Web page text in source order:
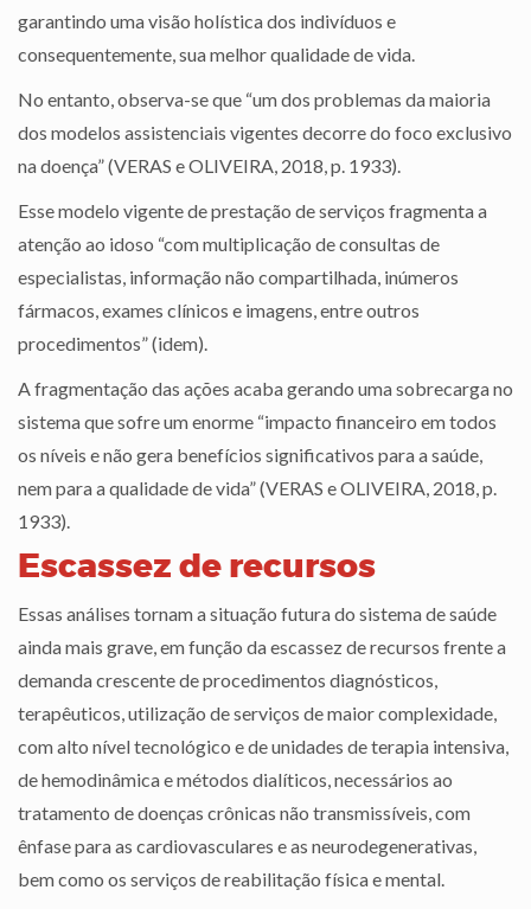
garantindo uma visão holística dos indivíduos e
consequentemente, sua melhor qualidade de vida.
No entanto, observa-se que “um dos problemas da maioria
dos modelos assistenciais vigentes decorre do foco exclusivo
na doença” (VERAS e OLIVEIRA, 2018, p. 1933).
Esse modelo vigente de prestação de serviços fragmenta a
atenção ao idoso “com multiplicação de consultas de
especialistas, informação não compartilhada, inúmeros
fármacos, exames clínicos e imagens, entre outros
procedimentos” (idem).
A fragmentação das ações acaba gerando uma sobrecarga no
sistema que sofre um enorme “impacto financeiro em todos
os níveis e não gera benefícios significativos para a saúde,
nem para a qualidade de vida” (VERAS e OLIVEIRA, 2018, p.
1933).
Escassez de recursos
Essas análises tornam a situação futura do sistema de saúde
ainda mais grave, em função da escassez de recursos frente a
demanda crescente de procedimentos diagnósticos,
terapêuticos, utilização de serviços de maior complexidade,
com alto nível tecnológico e de unidades de terapia intensiva,
de hemodinâmica e métodos dialíticos, necessários ao
tratamento de doenças crônicas não transmissíveis, com
ênfase para as cardiovasculares e as neurodegenerativas,
bem como os serviços de reabilitação física e mental.